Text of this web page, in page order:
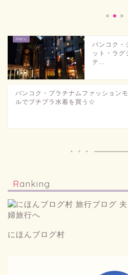
バンコク・
ット・ラグ
テ...
バンコク・プラチナムファッション
ルでプチプラ水着を買う☆
Ranking
にほんブログ村